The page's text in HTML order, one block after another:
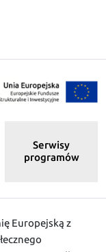
Serwisy
programów
Europejską z